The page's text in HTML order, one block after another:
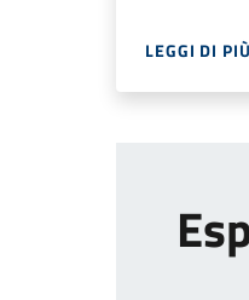
LEGGI DI PIÙ